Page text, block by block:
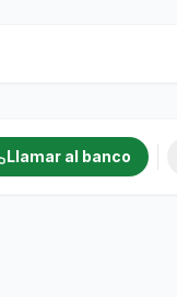
Llamar al banco